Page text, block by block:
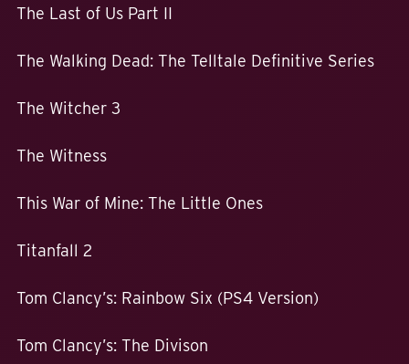
The Last of Us Part II
The Walking Dead: The Telltale Definitive Series
The Witcher 3
The Witness
This War of Mine: The Little Ones
Titanfall 2
Tom Clancy’s: Rainbow Six (PS4 Version)
Tom Clancy’s: The Divison